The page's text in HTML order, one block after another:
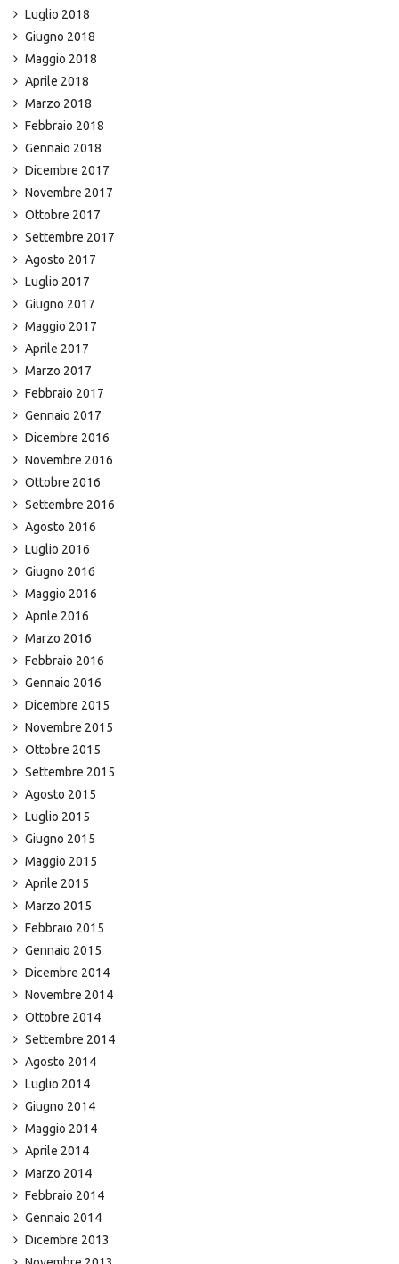
Luglio 2018
Giugno 2018
Maggio 2018
Aprile 2018
Marzo 2018
Febbraio 2018
Gennaio 2018
Dicembre 2017
Novembre 2017
Ottobre 2017
Settembre 2017
Agosto 2017
Luglio 2017
Giugno 2017
Maggio 2017
Aprile 2017
Marzo 2017
Febbraio 2017
Gennaio 2017
Dicembre 2016
Novembre 2016
Ottobre 2016
Settembre 2016
Agosto 2016
Luglio 2016
Giugno 2016
Maggio 2016
Aprile 2016
Marzo 2016
Febbraio 2016
Gennaio 2016
Dicembre 2015
Novembre 2015
Ottobre 2015
Settembre 2015
Agosto 2015
Luglio 2015
Giugno 2015
Maggio 2015
Aprile 2015
Marzo 2015
Febbraio 2015
Gennaio 2015
Dicembre 2014
Novembre 2014
Ottobre 2014
Settembre 2014
Agosto 2014
Luglio 2014
Giugno 2014
Maggio 2014
Aprile 2014
Marzo 2014
Febbraio 2014
Gennaio 2014
Dicembre 2013